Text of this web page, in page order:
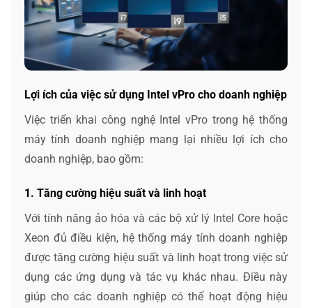
Lợi ích của việc sử dụng Intel vPro cho doanh nghiệp
Việc triển khai công nghệ Intel vPro trong hệ thống
máy tính doanh nghiệp mang lại nhiều lợi ích cho
doanh nghiệp, bao gồm:
1. Tăng cường hiệu suất và linh hoạt
Với tính năng ảo hóa và các bộ xử lý Intel Core hoặc
Xeon đủ điều kiện, hệ thống máy tính doanh nghiệp
được tăng cường hiệu suất và linh hoạt trong việc sử
dụng các ứng dụng và tác vụ khác nhau. Điều này
giúp cho các doanh nghiệp có thể hoạt động hiệu